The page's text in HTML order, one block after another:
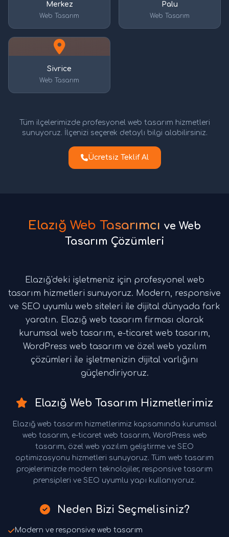
Merkez
Web Tasarım
Palu
Web Tasarım
Sivrice
Web Tasarım
Tüm ilçelerimizde profesyonel web tasarım hizmetleri
sunuyoruz. İlçenizi seçerek detaylı bilgi alabilirsiniz.
Ücretsiz Teklif Al
Elazığ Web Tasarımcı ve Web
Tasarım Çözümleri
Elazığ'deki işletmeniz için profesyonel web
tasarım hizmetleri sunuyoruz. Modern, responsive
ve SEO uyumlu web siteleri ile dijital dünyada fark
yaratın. Elazığ web tasarım firması olarak
kurumsal web tasarım, e-ticaret web tasarım,
WordPress web tasarım ve özel web yazılım
çözümleri ile işletmenizin dijital varlığını
güçlendiriyoruz.
Elazığ Web Tasarım Hizmetlerimiz
Elazığ web tasarım hizmetlerimiz kapsamında kurumsal
web tasarım, e-ticaret web tasarım, WordPress web
tasarım, özel web yazılım geliştirme ve SEO
optimizasyonu hizmetleri sunuyoruz. Tüm web tasarım
projelerimizde modern teknolojiler, responsive tasarım
prensipleri ve SEO uyumlu yapı kullanıyoruz.
Neden Bizi Seçmelisiniz?
Modern ve responsive web tasarım